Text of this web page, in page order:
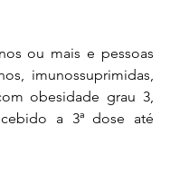
ou mais e pessoas
imunossuprimidas,
obesidade grau 3,
a 3ª dose até